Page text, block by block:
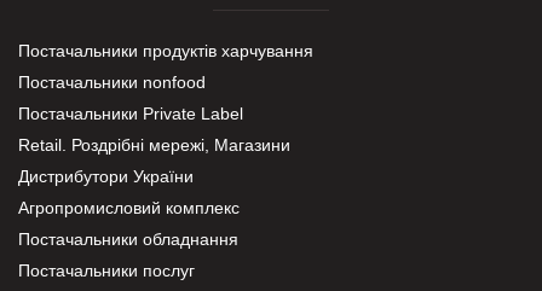
Постачальники продуктів харчування
Постачальники nonfood
Постачальники Private Label
Retail. Роздрібні мережі, Магазини
Дистрибутори України
Агропромисловий комплекс
Постачальники обладнання
Постачальники послуг